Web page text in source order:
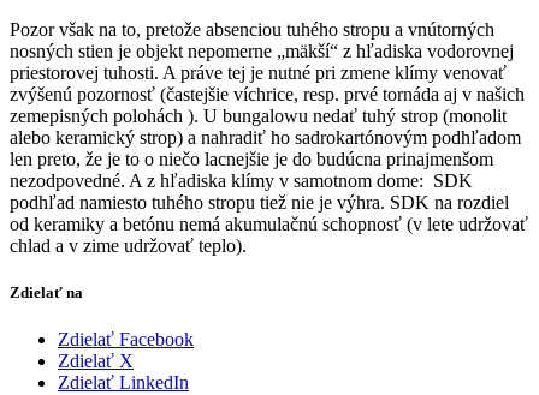
Pozor však na to, pretože absenciou tuhého stropu a vnútorných
nosných stien je objekt nepomerne „mäkší“ z hľadiska vodorovnej
priestorovej tuhosti. A práve tej je nutné pri zmene klímy venovať
zvýšenú pozornosť (častejšie víchrice, resp. prvé tornáda aj v našich
zemepisných polohách ). U bungalowu nedať tuhý strop (monolit
alebo keramický strop) a nahradiť ho sadrokartónovým podhľadom
len preto, že je to o niečo lacnejšie je do budúcna prinajmenšom
nezodpovedné. A z hľadiska klímy v samotnom dome: SDK
podhľad namiesto tuhého stropu tiež nie je výhra. SDK na rozdiel
od keramiky a betónu nemá akumulačnú schopnosť (v lete udržovať
chlad a v zime udržovať teplo).
Zdielať na
Zdielať Facebook
Zdielať X
Zdielať LinkedIn